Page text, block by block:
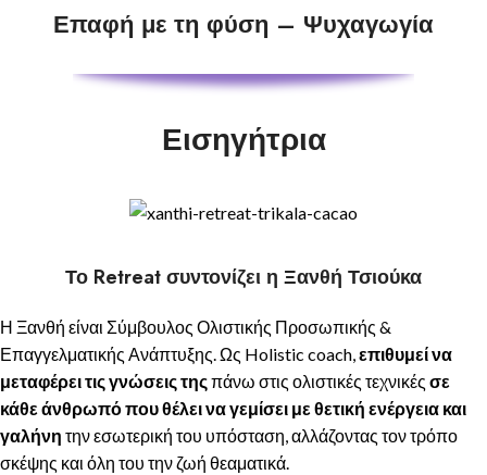
Επαφή με τη φύση – Ψυχαγωγία
Εισηγήτρια
Το Retreat συντονίζει η Ξανθή Τσιούκα
Η Ξανθή είναι Σύμβουλος Ολιστικής Προσωπικής &
Επαγγελματικής Ανάπτυξης. Ως Holistic coach,επιθυμεί να
μεταφέρει τις γνώσεις τηςπάνω στις ολιστικές τεχνικές σε
κάθε άνθρωπό που θέλει να γεμίσει με θετική ενέργεια και
γαλήνη την εσωτερική του υπόσταση, αλλάζοντας τον τρόπο
σκέψης και όλη του την ζωή θεαματικά.